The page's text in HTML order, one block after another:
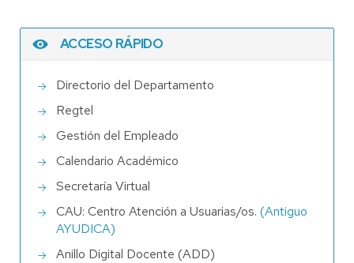
ACCESO RÁPIDO
Directorio del Departamento
Regtel
Gestión del Empleado
Calendario Académico
Secretaría Virtual
CAU: Centro Atención a Usuarias/os. (Antiguo
AYUDICA)
Anillo Digital Docente (ADD)